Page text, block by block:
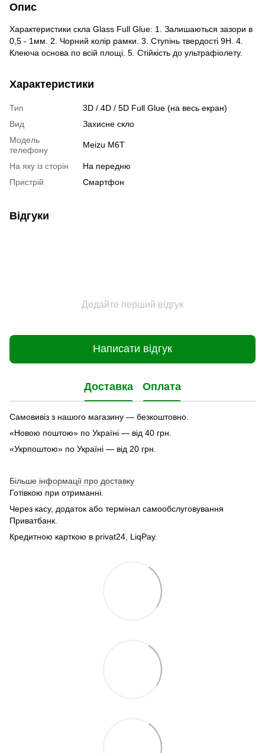
Опис
Характеристики скла Glass Full Glue: 1. Залишаються зазори в
0,5 - 1мм. 2. Чорний колір рамки. 3. Ступінь твердості 9H. 4.
Клеюча основа по всій площі. 5. Стійкість до ультрафіолету.
Характеристики
Тип
3D / 4D / 5D Full Glue (на весь екран)
Вид
Захисне скло
Модель
телефону
Meizu M6T
На яку із сторін
На передню
Пристрiй
Смартфон
Відгуки
Додайте перший відгук
Написати відгук
Доставка Оплата
Самовивіз з нашого магазину — безкоштовно.
«Новою поштою» по Україні — від 40 грн.
«Укрпоштою» по Україні — від 20 грн.
Більше інформації про доставку
Готівкою при отриманні.
Через касу, додаток або термінал самообслуговування
Приватбанк.
Кредитною карткою в privat24, LiqPay.